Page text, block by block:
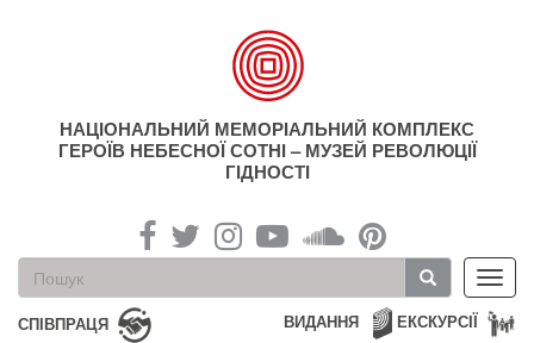
НАЦІОНАЛЬНИЙ МЕМОРІАЛЬНИЙ КОМПЛЕКС
ГЕРОЇВ НЕБЕСНОЇ СОТНІ – МУЗЕЙ РЕВОЛЮЦІЇ
ГІДНОСТІ
Пошукова
форма
Пошук
СПІВПРАЦЯ ЕКСКУРСІЇ
ВИДАННЯ